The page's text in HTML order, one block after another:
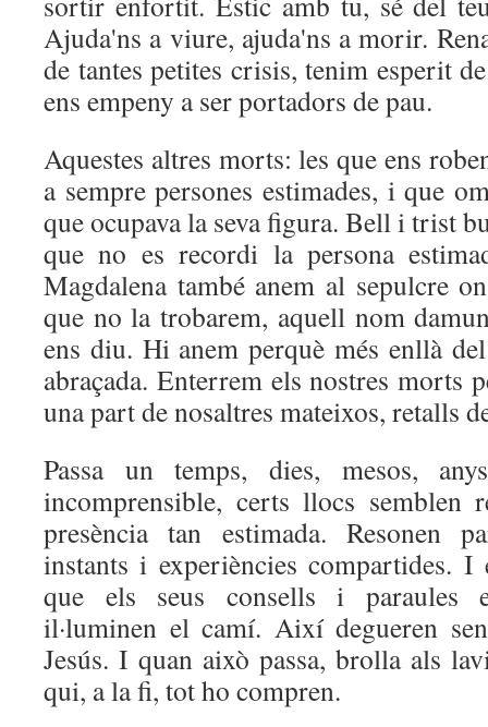
Ajuda'ns a viure, ajuda'ns a morir.
de tantes petites crisis, tenim esperit
ens empeny a ser portadors de pau.
Aquestes altres morts: les que ens
a sempre persones estimades, i que
que ocupava la seva figura. Bell i trist
que no es recordi la persona
Magdalena també anem al sepulcre
que no la trobarem, aquell nom
ens diu. Hi anem perquè més enllà
abraçada. Enterrem els nostres morts
una part de nosaltres mateixos, retalls
Passa un temps, dies, mesos,
incomprensible, certs llocs semblen
presència tan estimada. Resonen
instants i experiències compartides. I
que els seus consells i paraules
il·luminen el camí. Així degueren
Jesús. I quan això passa, brolla als
qui, a la fi, tot ho compren.